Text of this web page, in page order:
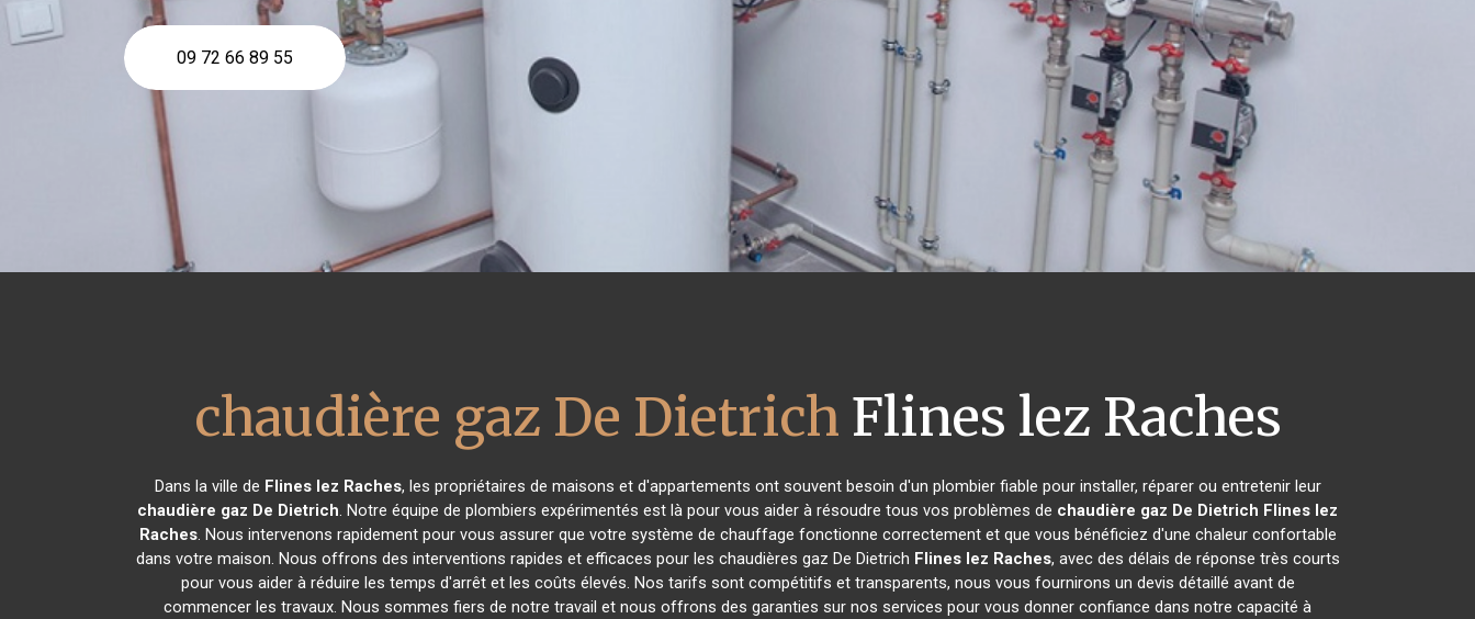
09 72 66 89 55
chaudière gaz De Dietrich Flines lez Raches
Dans la ville de Flines lez Raches, les propriétaires de maisons et d'appartements ont souvent besoin d'un plombier fiable pour installer, réparer ou entretenir leur
chaudière gaz De Dietrich. Notre équipe de plombiers expérimentés est là pour vous aider à résoudre tous vos problèmes de chaudière gaz De Dietrich Flines lez
Raches. Nous intervenons rapidement pour vous assurer que votre système de chauffage fonctionne correctement et que vous bénéficiez d'une chaleur confortable
dans votre maison. Nous offrons des interventions rapides et efficaces pour les chaudières gaz De Dietrich Flines lez Raches, avec des délais de réponse très courts
pour vous aider à réduire les temps d'arrêt et les coûts élevés. Nos tarifs sont compétitifs et transparents, nous vous fournirons un devis détaillé avant de
commencer les travaux. Nous sommes fiers de notre travail et nous offrons des garanties sur nos services pour vous donner confiance dans notre capacité à